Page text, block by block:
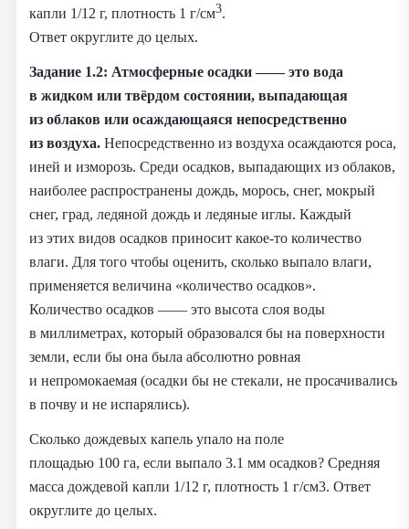
капли 1/12 г, плотность 1 г/см3.
Ответ округлите до целых.
Задание 1.2: Атмосферные осадки —— это вода
в жидком или твёрдом состоянии, выпадающая
из облаков или осаждающаяся непосредственно
из воздуха. Непосредственно из воздуха осаждаются роса,
иней и изморозь. Среди осадков, выпадающих из облаков,
наиболее распространены дождь, морось, снег, мокрый
снег, град, ледяной дождь и ледяные иглы. Каждый
из этих видов осадков приносит какое‑то количество
влаги. Для того чтобы оценить, сколько выпало влаги,
применяется величина «количество осадков».
Количество осадков —— это высота слоя воды
в миллиметрах, который образовался бы на поверхности
земли, если бы она была абсолютно ровная
и непромокаемая (осадки бы не стекали, не просачивались
в почву и не испарялись).
Сколько дождевых капель упало на поле
площадью 100 га, если выпало 3.1 мм осадков? Средняя
масса дождевой капли 1/12 г, плотность 1 г/см3. Ответ
округлите до целых.